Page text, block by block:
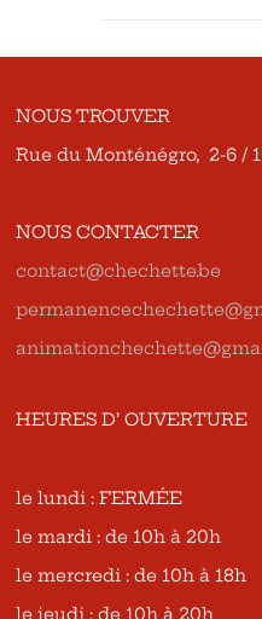
NOUS TROUVER
Rue du Monténégro, 2-6 /
NOUS CONTACTER
contact@chechette.be
HEURES D’ OUVERTURE
le lundi : FERMÉE
le mardi : de 10h à 20h
le mercredi : de 10h à 18h
le jeudi : de 10h à 20h